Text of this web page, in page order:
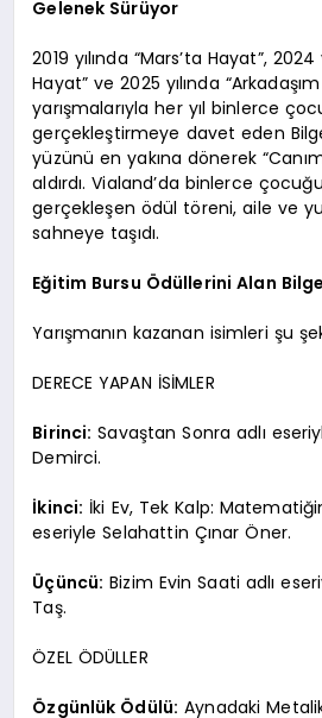
Gelenek Sürüyor
2019 yılında “Mars’ta Hayat”, 2024
Hayat” ve 2025 yılında
yarışmalarıyla her yıl binlerce
gerçekleştirmeye davet eden
yüzünü en yakına dönerek
aldırdı. Vialand’da binlerce
gerçekleşen ödül töreni, aile ve
sahneye taşıdı.
Eğitim Bursu Ödüllerini Alan
Yarışmanın kazanan isimleri şu
DERECE YAPAN İSİMLER
Birinci: Savaştan Sonra adlı
Demirci.
İkinci: İki Ev, Tek Kalp:
eseriyle Selahattin Çınar Öner.
Üçüncü: Bizim Evin Saati adlı
Taş.
ÖZEL ÖDÜLLER
Özgünlük Ödülü: Aynadaki